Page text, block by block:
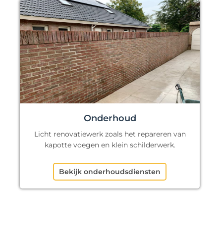
Onderhoud
Licht renovatiewerk zoals het repareren van
kapotte voegen en klein schilderwerk.
Bekijk onderhoudsdiensten